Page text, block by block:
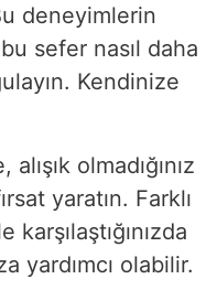
deneyimlerin
sefer nasıl daha
Kendinize
olmadığınız
yaratın. Farklı
yardımcı olabilir.